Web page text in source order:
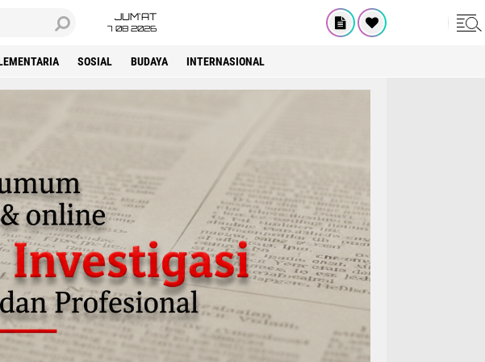
JUM'AT
7 08 2026
SOSIAL BUDAYA INTERNASIONAL